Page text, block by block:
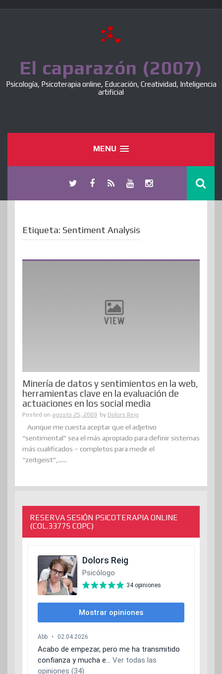
El caparazón (2007)
Psicología, Psicoterapia online, Educación, Creatividad, Inteligencia
artificial
MENU
Etiqueta: Sentiment Analysis
Minería de datos y sentimientos en la web,
herramientas clave en la evaluación de
actuaciones en los social media
Posted on agosto 25, 2009 by Dolors Reig
Aunque me cuesta aceptar que el adjetivo
“sentimental” sea el más apropiado para definir sistemas
más cualificados – completos para medir el
“zeitgeist”,......
RESERVA SESIÓN PSICOTERAPIA ONLINE
(COL.33775 COPC)